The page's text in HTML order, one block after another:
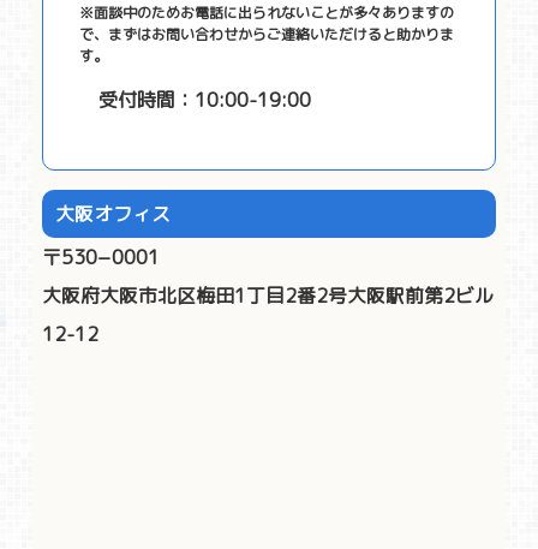
※面談中のためお電話に出られないことが多々ありますの
で、まずはお問い合わせからご連絡いただけると助かりま
す。
受付時間：10:00-19:00
大阪オフィス
〒530−0001
大阪府大阪市北区梅田1丁目2番2号大阪駅前第2ビル
12-12